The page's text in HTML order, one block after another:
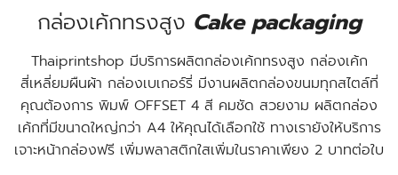
กล่องเค้กทรงสูง Cake packaging
Thaiprintshop มีบริการผลิตกล่องเค้กทรงสูง กล่องเค้ก
สี่เหลี่ยมผืนผ้า กล่องเบเกอร์รี่ มีงานผลิตกล่องขนมทุกสไตล์ที่
คุณต้องการ พิมพ์ OFFSET 4 สี คมชัด สวยงาม ผลิตกล่อง
เค้กที่มีขนาดใหญ่กว่า A4 ให้คุณได้เลือกใช้ ทางเรายังให้บริการ
เจาะหน้ากล่องฟรี เพิ่มพลาสติกใสเพิ่มในราคาเพียง 2 บาทต่อใบ